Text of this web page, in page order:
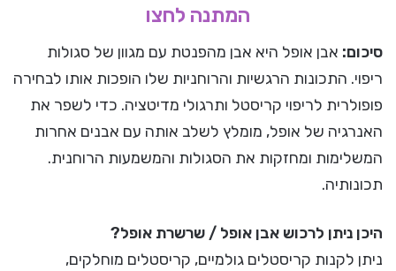
המתנה לחצו
סיכום: אבן אופל היא אבן מהפנטת עם מגוון של סגולות
ריפוי. התכונות הרגשיות והרוחניות שלו הופכות אותו לבחירה
פופולרית לריפוי קריסטל ותרגולי מדיטציה. כדי לשפר את
האנרגיה של אופל, מומלץ לשלב אותה עם אבנים אחרות
המשלימות ומחזקות את הסגולות והמשמעות הרוחנית.
תכונותיה.
היכן ניתן לרכוש אבן אופל / שרשרת אופל?
ניתן לקנות קריסטלים גולמיים, קריסטלים מוחלקים,